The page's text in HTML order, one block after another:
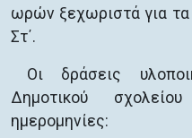
ωρών ξεχωριστά για τα
Στ΄.
Οι δράσεις
Δημοτικού
ημερομηνίες: